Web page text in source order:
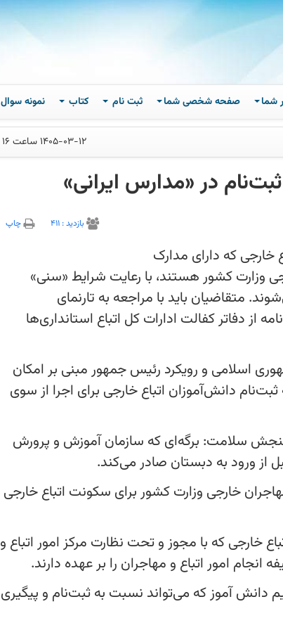
شما صفحه شخصی شما ثبت نام کتاب نمونه سوال
1405-03-12 ساعت 16
در «مدارس ایرانی»
بازديد : 411 چاپ
خارجی که دارای مدارک
وزارت کشور هستند، با
مدارس ثبت‌نام
می‌شوند. متقاضیان باید با مراجعه به تارنمای kanoonnobat.ir نسبت به دریافت
اقدام کنند.
اسلامی و رویکرد رئیس جمهور مبنی بر امکان
دانش‌آموزان اتباع خارجی برای اجرا از سوی
سلامت: برگه‌ای که سازمان آموزش و پرورش
از ورود به دبستان صادر می‌کند.
خارجی وزارت کشور برای سکونت اتباع خارجی
خارجی که با مجوز و تحت نظارت مرکز امور اتباع و
امور اتباع و مهاجران را بر عهده دارند.
دانش آموز که می‌تواند نسبت به ثبت‌نام و پیگیری